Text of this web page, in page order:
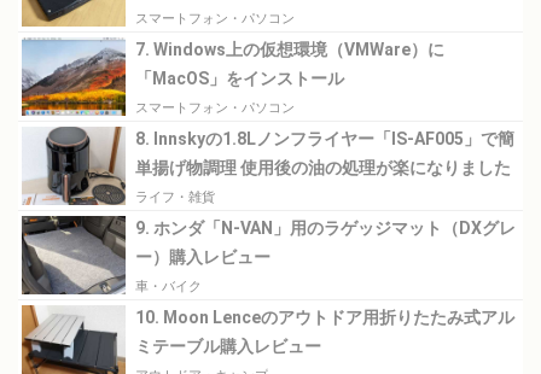
スマートフォン・パソコン
7. Windows上の仮想環境（VMWare）に
「MacOS」をインストール
スマートフォン・パソコン
8. Innskyの1.8Lノンフライヤー「IS-AF005」で簡
単揚げ物調理 使用後の油の処理が楽になりました
ライフ・雑貨
9. ホンダ「N-VAN」用のラゲッジマット（DXグレ
ー）購入レビュー
車・バイク
10. Moon Lenceのアウトドア用折りたたみ式アル
ミテーブル購入レビュー